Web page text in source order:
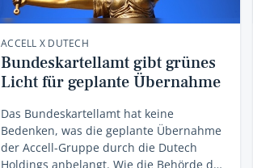
ACCELL X DUTECH
Bundeskartellamt gibt grünes
Licht für geplante Übernahme
Das Bundeskartellamt hat keine
Bedenken, was die geplante Übernahme
der Accell-Gruppe durch die Dutech
Holdings anbelangt. Wie die Behörde d…